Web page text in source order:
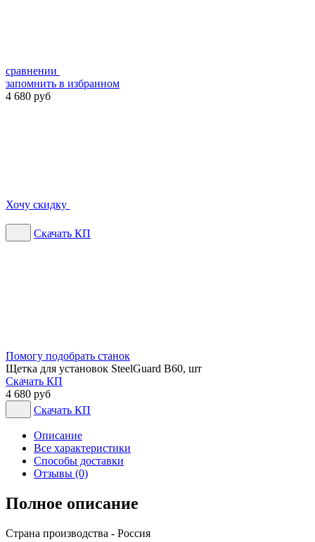
сравнении
запомнить в избранном
4 680 руб
Хочу скидку
Скачать КП
Помогу подобрать станок
Щетка для установок SteelGuard B60, шт
Скачать КП
4 680 руб
Скачать КП
Описание
Все характеристики
Способы доставки
Отзывы (0)
Полное описание
Страна производства - Россия